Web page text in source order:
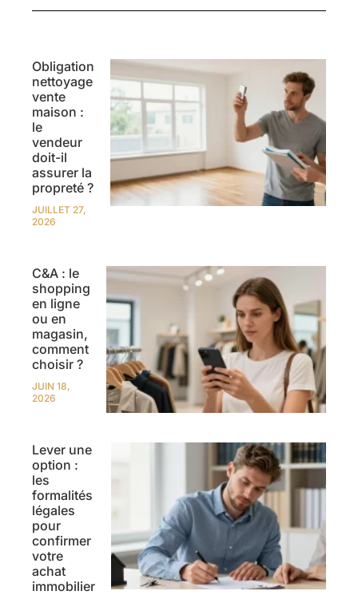
Obligation
nettoyage
vente
maison :
le
vendeur
doit-il
assurer la
propreté ?
JUILLET 27,
2026
C&A : le
shopping
en ligne
ou en
magasin,
comment
choisir ?
JUIN 18,
2026
Lever une
option :
les
formalités
légales
pour
confirmer
votre
achat
immobilier